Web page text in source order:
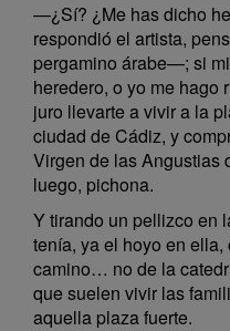
—¿Sí? ¿Me has dicho
respondió el artista,
pergamino árabe—; si
heredero, o yo me hago
juro llevarte a vivir a la
ciudad de Cádiz, y
Virgen de las Angustias
luego, pichona.
Y tirando un pellizco en
tenía, ya el hoyo en
camino… no de la
que suelen vivir las
aquella plaza fuerte.